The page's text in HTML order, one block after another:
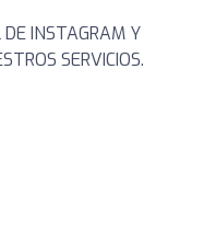
INSTAGRAM Y
SERVICIOS.